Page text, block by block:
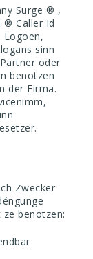
Surge ® ,
® Caller Id
Logoen,
sinn
oder
benotzen
der Firma.
Zwecker
benotzen: